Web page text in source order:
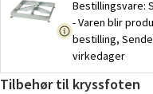
Bestillingsvare:
- Varen blir
bestilling,
virkedager
Tilbehør til kryssfoten